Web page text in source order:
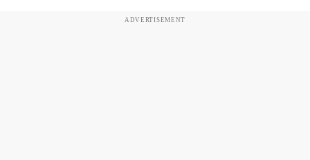
ADVERTISEMENT